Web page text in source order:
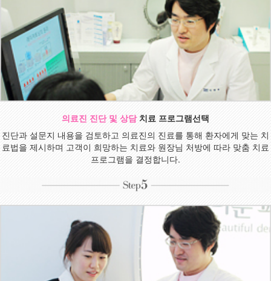
의료진 진단 및 상담치료 프로그램선택
진단과 설문지 내용을 검토하고 의료진의 진료를 통해 환자에게 맞는 치
료법을 제시하며 고객이 희망하는 치료와 원장님 처방에 따라 맞춤 치료
프로그램을 결정합니다.